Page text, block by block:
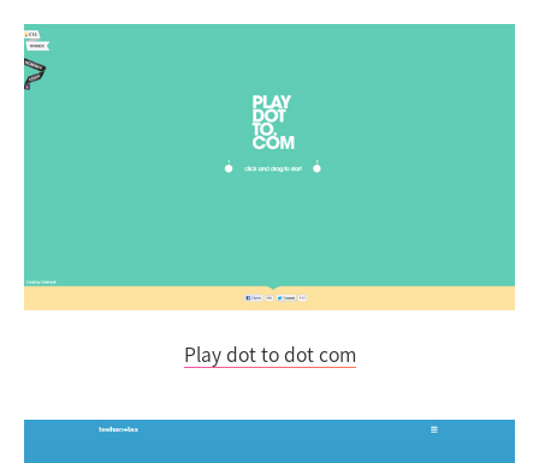
Play dot to dot com